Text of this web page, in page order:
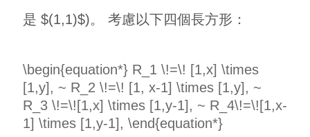
是 $(1,1)$)。 考慮以下四個長方形：
\begin{equation*} R_1 \!=\! [1,x] \times
[1,y], ~ R_2 \!=\! [1, x-1] \times [1,y], ~
R_3 \!=\![1,x] \times [1,y-1], ~ R_4\!=\![1,x-
1] \times [1,y-1], \end{equation*}